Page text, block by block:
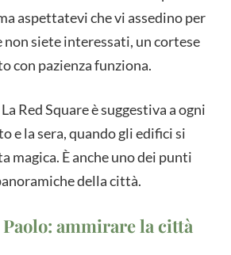
aspettatevi che vi assedino per
siete interessati, un cortese
con pazienza funziona.
La Red Square è suggestiva a ogni
e la sera, quando gli edifici si
magica. È anche uno dei punti
della città.
Paolo: ammirare la città